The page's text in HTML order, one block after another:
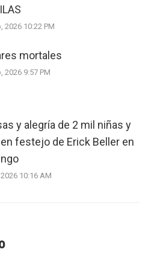
2026 10:22 PM
mortales
2026 9:57 PM
y alegría de 2 mil niñas y
festejo de Erick Beller en
10:16 AM